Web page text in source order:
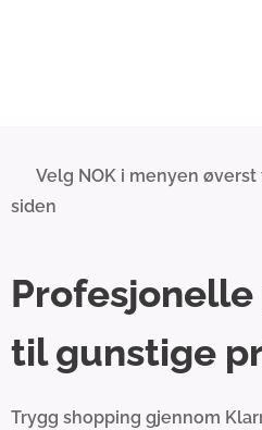
💰 Velg NOK i menyen
siden
til gunstige
Trygg shopping gjennom